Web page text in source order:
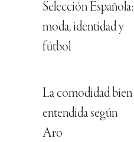
Selección Española:
moda, identidad y
fútbol
La comodidad bien
entendida según
Aro